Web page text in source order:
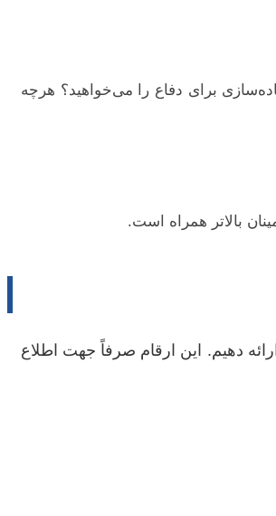
برای دفاع را می‌خواهید؟ هرچه
بالاتر همراه است.
دهیم. این ارقام صرفاً جهت اطلاع